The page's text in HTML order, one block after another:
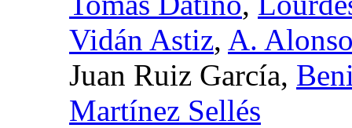
Vidán Astiz, A.
Juan Ruiz García,
Martínez Sellés